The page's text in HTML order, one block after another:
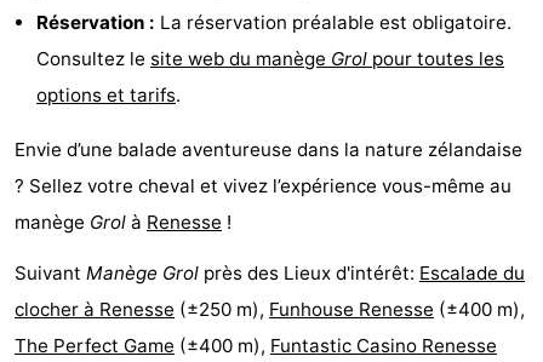
et
faire
Lieux
d'intérêt
Monuments
-
Églises
-
Points
Attractions
Réservation : La réservation préalable est obligatoire.
Consultez le site web du manège Grol pour toutes les
options et tarifs.
Envie d’une balade aventureuse dans la nature zélandaise
? Sellez votre cheval et vivez l’expérience vous-même au
manège Grol à Renesse !
Suivant Manège Grol près des Lieux d'intérêt: Escalade du
clocher à Renesse (±250 m), Funhouse Renesse (±400 m),
The Perfect Game (±400 m), Funtastic Casino Renesse